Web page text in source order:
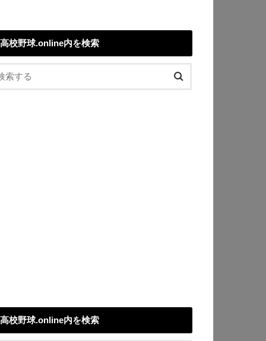
高校野球.online内を検索
高校野球.online内を検索